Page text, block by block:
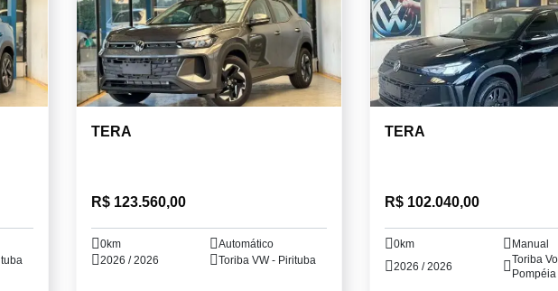
TERA
R$ 123.560,00
0km
Automático
2026 / 2026
Toriba VW - Pirituba
TERA
R$ 102.040,00
0km
Manual
2026 / 2026
Toriba
Pompéia